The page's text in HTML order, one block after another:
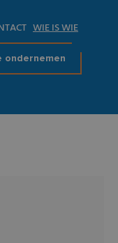
WIE IS WIE
ondernemen